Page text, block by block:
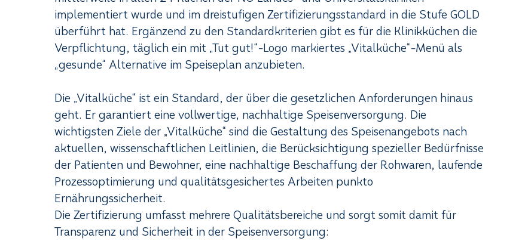
implementiert wurde und im dreistufigen Zertifizierungsstandard in die Stufe GOLD
überführt hat. Ergänzend zu den Standardkriterien gibt es für die Klinikküchen die
Verpflichtung, täglich ein mit „Tut gut!“-Logo markiertes „Vitalküche“-Menü als
„gesunde“ Alternative im Speiseplan anzubieten.
Die „Vitalküche“ ist ein Standard, der über die gesetzlichen Anforderungen hinaus
geht. Er garantiert eine vollwertige, nachhaltige Speisenversorgung. Die
wichtigsten Ziele der „Vitalküche“ sind die Gestaltung des Speisenangebots nach
aktuellen, wissenschaftlichen Leitlinien, die Berücksichtigung spezieller Bedürfnisse
der Patienten und Bewohner, eine nachhaltige Beschaffung der Rohwaren, laufende
Prozessoptimierung und qualitätsgesichertes Arbeiten punkto
Ernährungssicherheit.
Die Zertifizierung umfasst mehrere Qualitätsbereiche und sorgt somit damit für
Transparenz und Sicherheit in der Speisenversorgung: